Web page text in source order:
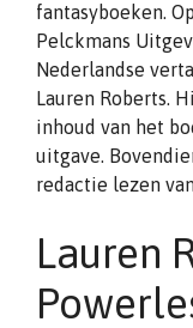
fantasyboeken.
Pelckmans
Nederlandse
Lauren Roberts.
inhoud van het
uitgave.
redactie lezen
Lauren